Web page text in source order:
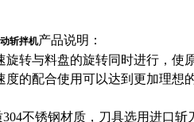
斩拌机产品说明：
旋转与料盘的旋转同时进行，
度的配合使用可以达到更加理想
不锈钢材质，刀具选用进口斩